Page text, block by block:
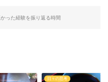
った経験を振り返る時間
日々の思考